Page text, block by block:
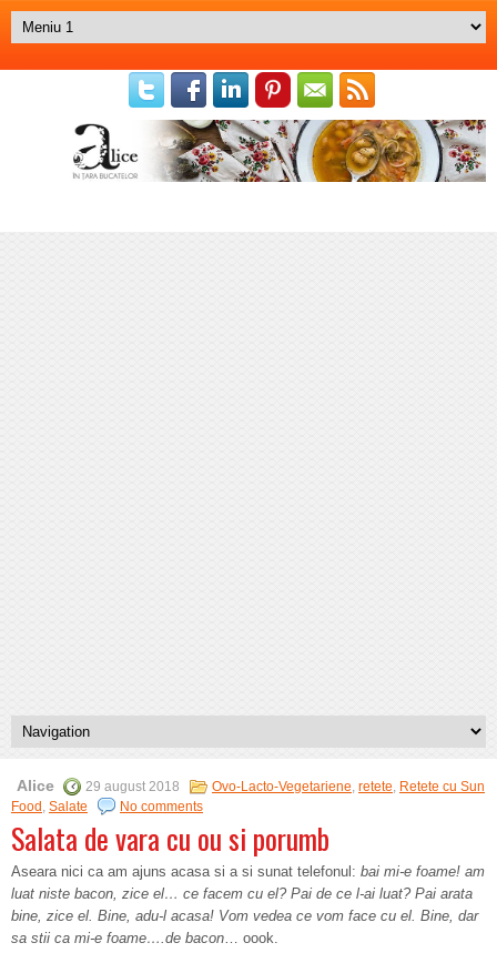
Alice 29 august 2018 Ovo-Lacto-Vegetariene, retete, Retete cu Sun
Food , Salate No comments
Salata de vara cu ou si porumb
Aseara nici ca am ajuns acasa si a si sunat telefonul: bai mi-e foame! am
luat niste bacon, zice el… ce facem cu el? Pai de ce l-ai luat? Pai arata
bine, zice el. Bine, adu-l acasa! Vom vedea ce vom face cu el. Bine, dar
sa stii ca mi-e foame….de bacon… oook.